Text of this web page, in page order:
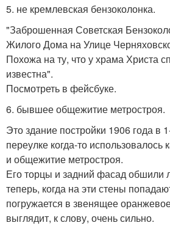
5. не кремлевская бензоколонка.
"Заброшенная Советская
Жилого Дома на Улице
Похожа на ту, что у храма Христа
известна".
Посмотреть в фейсбуке.
6. бывшее общежитие метростроя.
Это здание постройки 1906 года в
переулке когда-то использовалось
и общежитие метростроя.
Его торцы и задний фасад обшили
теперь, когда на эти стены
погружается в звенящее
выглядит, к слову, очень сильно.